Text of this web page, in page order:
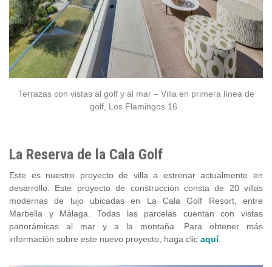
Terrazas con vistas al golf y al mar – Villa en primera línea de
golf, Los Flamingos 16
La Reserva de la Cala Golf
Este es nuestro proyecto de villa a estrenar actualmente en
desarrollo. Este proyecto de construcción consta de 20 villas
modernas de lujo ubicadas en La Cala Golf Resort, entre
Marbella y Málaga. Todas las parcelas cuentan con vistas
panorámicas al mar y a la montaña. Para obtener más
información sobre este nuevo proyecto, haga clic aquí.